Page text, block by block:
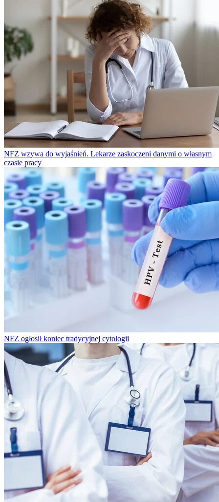
NFZ wzywa do wyjaśnień. Lekarze zaskoczeni danymi o własnym
czasie pracy
NFZ ogłosił koniec tradycyjnej cytologii